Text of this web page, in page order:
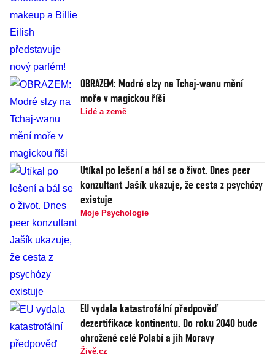
OBRAZEM: Modré slzy na Tchaj-wanu mění
moře v magickou říši
Lidé a země
Utíkal po lešení a bál se o život. Dnes peer
konzultant Jašík ukazuje, že cesta z psychózy
existuje
Moje Psychologie
EU vydala katastrofální předpověď
dezertifikace kontinentu. Do roku 2040 bude
ohrožené celé Polabí a jih Moravy
Živě.cz